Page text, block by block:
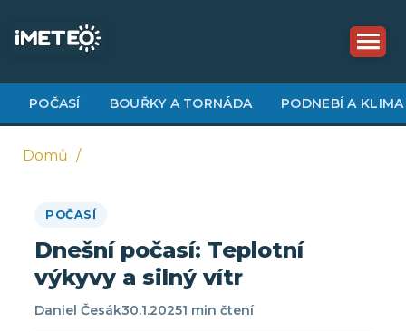
obsahu
POČASÍ BOUŘKY A TORNÁDA PODNEBÍ A KLIMA
navigace
Domů
POČASÍ
Dnešní počasí: Teplotní
výkyvy a silný vítr
Daniel Česák30.1.20251 min čtení